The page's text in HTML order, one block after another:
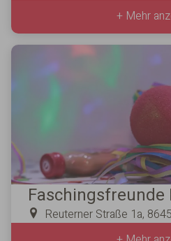
+ Mehr
Faschingsfreunde
Reuterner Straße 1a,